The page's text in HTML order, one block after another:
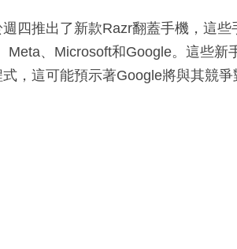
四推出了新款Razr翻蓋手機，這
Meta、Microsoft和Google。這些
，這可能預示著Google將與其競